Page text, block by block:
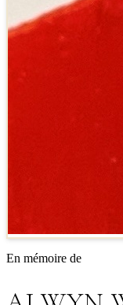
En mémoire de